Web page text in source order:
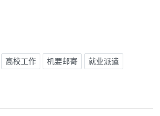
高校工作 机要邮寄 就业派遣